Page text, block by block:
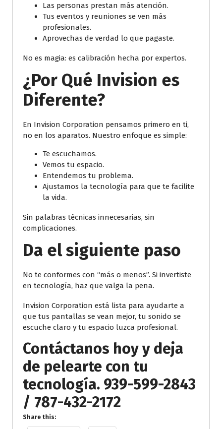
Las personas prestan más atención.
Tus eventos y reuniones se ven más
profesionales.
Aprovechas de verdad lo que pagaste.
No es magia: es calibración hecha por expertos.
¿Por Qué Invision es
Diferente?
En Invision Corporation pensamos primero en ti,
no en los aparatos. Nuestro enfoque es simple:
Te escuchamos.
Vemos tu espacio.
Entendemos tu problema.
Ajustamos la tecnología para que te facilite
la vida.
Sin palabras técnicas innecesarias, sin
complicaciones.
Da el siguiente paso
No te conformes con “más o menos”. Si invertiste
en tecnología, haz que valga la pena.
Invision Corporation está lista para ayudarte a
que tus pantallas se vean mejor, tu sonido se
escuche claro y tu espacio luzca profesional.
Contáctanos hoy y deja
de pelearte con tu
tecnología. 939-599-2843
/ 787-432-2172
Share this: